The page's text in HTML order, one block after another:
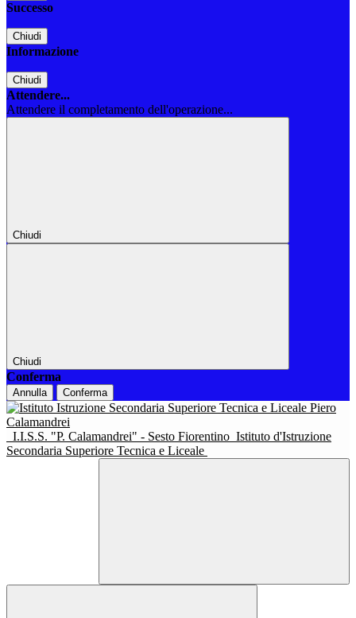
Successo
Chiudi
Informazione
Chiudi
Attendere...
Attendere il completamento dell'operazione...
Chiudi
Chiudi
Conferma
Annulla Conferma
I.I.S.S. "P. Calamandrei" - Sesto Fiorentino Istituto d'Istruzione
Secondaria Superiore Tecnica e Liceale